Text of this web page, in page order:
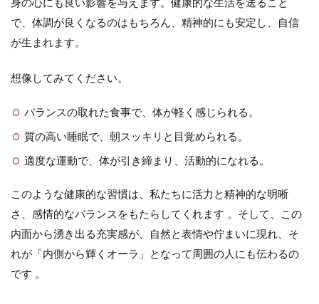
身の心にも良い影響を与えます。健康的な生活を送ること
で、体調が良くなるのはもちろん、 精神的にも安定し、自信
が生まれます。
想像してみてください。
バランスの取れた食事で、体が軽く感じられる。
質の高い睡眠で、朝スッキリと目覚められる。
適度な運動で、体が引き締まり、活動的になれる。
このような健康的な習慣は、私たちに活力と精神的な明晰
さ、感情的なバランスをもたらしてくれます 。そして、この
内面から湧き出る充実感が、自然と表情や佇まいに現れ、そ
れが「内側から輝くオーラ」となって周囲の人にも伝わるの
です 。